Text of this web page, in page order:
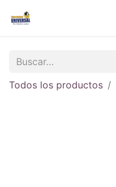
Todos los productos